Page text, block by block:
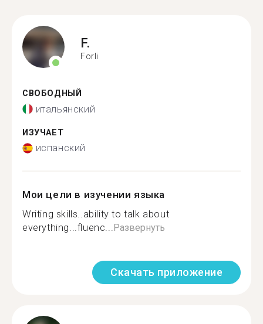
F.
Forli
СВОБОДНЫЙ
итальянский
ИЗУЧАЕТ
испанский
Мои цели в изучении языка
Writing skills..ability to talk about
everything...fluenc...Развернуть
Скачать приложение